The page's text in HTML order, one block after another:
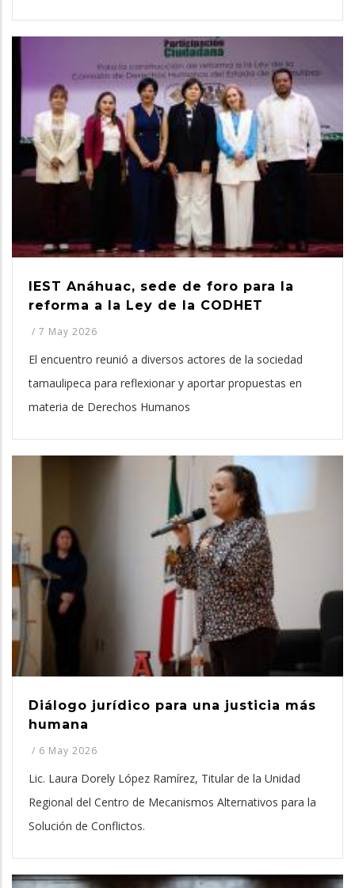
IEST Anáhuac, sede de foro para la
reforma a la Ley de la CODHET
/ 7 May 2026
El encuentro reunió a diversos actores de la sociedad
tamaulipeca para reflexionar y aportar propuestas en
materia de Derechos Humanos
Diálogo jurídico para una justicia más
humana
/ 6 May 2026
Lic. Laura Dorely López Ramírez, Titular de la Unidad
Regional del Centro de Mecanismos Alternativos para la
Solución de Conflictos.